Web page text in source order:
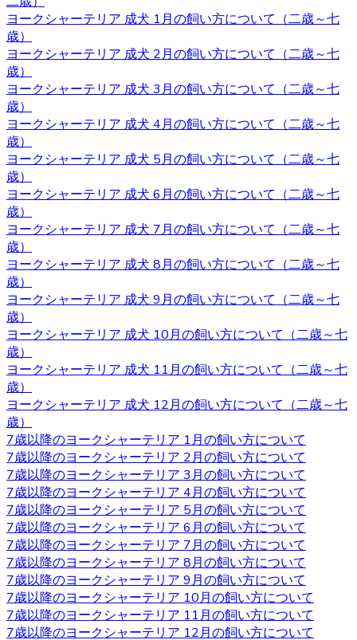
ドール にお任せ下さい。
2020.10.9
ベベドールは近鉄河内松原駅の近くに見学スペースがござ
います。お越しの際には駅まで送迎させていただきます。
見学スペースではかわいい子犬たちが皆様をお待ちしてい
ます。突然訪問していただいて見学していただくことはで
きないので、お越しの際にはあらかじめご予約をとってい
ただくようよろしくお願いいたします。ご検討の際にはお
気軽にお問い合わせください。
2020.10.2
ヨークシャーテリアは物覚えが早くしつけやすいと言われ
ています。気の強さと頑固さを持ちあわせるので、しっか
りとしつけてあげてください。 飼い主がリーダーだという
ことを示すことで、主従関係を構築したうえで信頼関係を
結ぶことができます。 自分のテリトリーをしっかりと守ろ
うとするので、番犬としても適しています。吠え癖を持っ
た犬もいますが、しつけで矯正できるので心配はいりませ
ん。しつけやヨークシャーテリアについてお悩みの際は、
是非当店にご相談下さい。
2020.9.25
小型犬の中でも特に有名なヨークシャーテリアはヨークや
ヨーキーといった愛称で広く親しまれています。 非常に細
い被毛を持ちながら、シングルコートであり抜け毛が少な
いなどの特徴があります。垂れ下がるほど長い被毛が挙げ
られ、カットの仕方によって雰囲気が違ってきます。被毛
を伸ばし続ける場合はラッピングという、長い被毛をひと
まとめにくくる必要があり、色々なおしゃれを楽しめ流の
も人気の一つです。被毛を伸ばし続ける場合はラッピング
を行い、長い被毛をひとまとめにくくる必要があります。
ヨークシャーテリアの購入をお考えの際は、是非当店にご
相談下さい。
ヨークシャーテリア 成犬 1月の飼い方について（二歳～七
歳）
ヨークシャーテリア 成犬 2月の飼い方について（二歳～七
歳）
ヨークシャーテリア 成犬 3月の飼い方について（二歳～七
歳）
ヨークシャーテリア 成犬 4月の飼い方について（二歳～七
歳）
ヨークシャーテリア 成犬 5月の飼い方について（二歳～七
歳）
ヨークシャーテリア 成犬 6月の飼い方について（二歳～七
歳）
ヨークシャーテリア 成犬 7月の飼い方について（二歳～七
歳）
ヨークシャーテリア 成犬 8月の飼い方について（二歳～七
歳）
ヨークシャーテリア 成犬 9月の飼い方について（二歳～七
歳）
ヨークシャーテリア 成犬 10月の飼い方について（二歳～七
歳）
ヨークシャーテリア 成犬 11月の飼い方について（二歳～七
歳）
ヨークシャーテリア 成犬 12月の飼い方について（二歳～七
歳）
7歳以降のヨークシャーテリア 1月の飼い方について
7歳以降のヨークシャーテリア 2月の飼い方について
7歳以降のヨークシャーテリア 3月の飼い方について
7歳以降のヨークシャーテリア 4月の飼い方について
7歳以降のヨークシャーテリア 5月の飼い方について
7歳以降のヨークシャーテリア 6月の飼い方について
7歳以降のヨークシャーテリア 7月の飼い方について
7歳以降のヨークシャーテリア 8月の飼い方について
7歳以降のヨークシャーテリア 9月の飼い方について
7歳以降のヨークシャーテリア 10月の飼い方について
7歳以降のヨークシャーテリア 11月の飼い方について
7歳以降のヨークシャーテリア 12月の飼い方について